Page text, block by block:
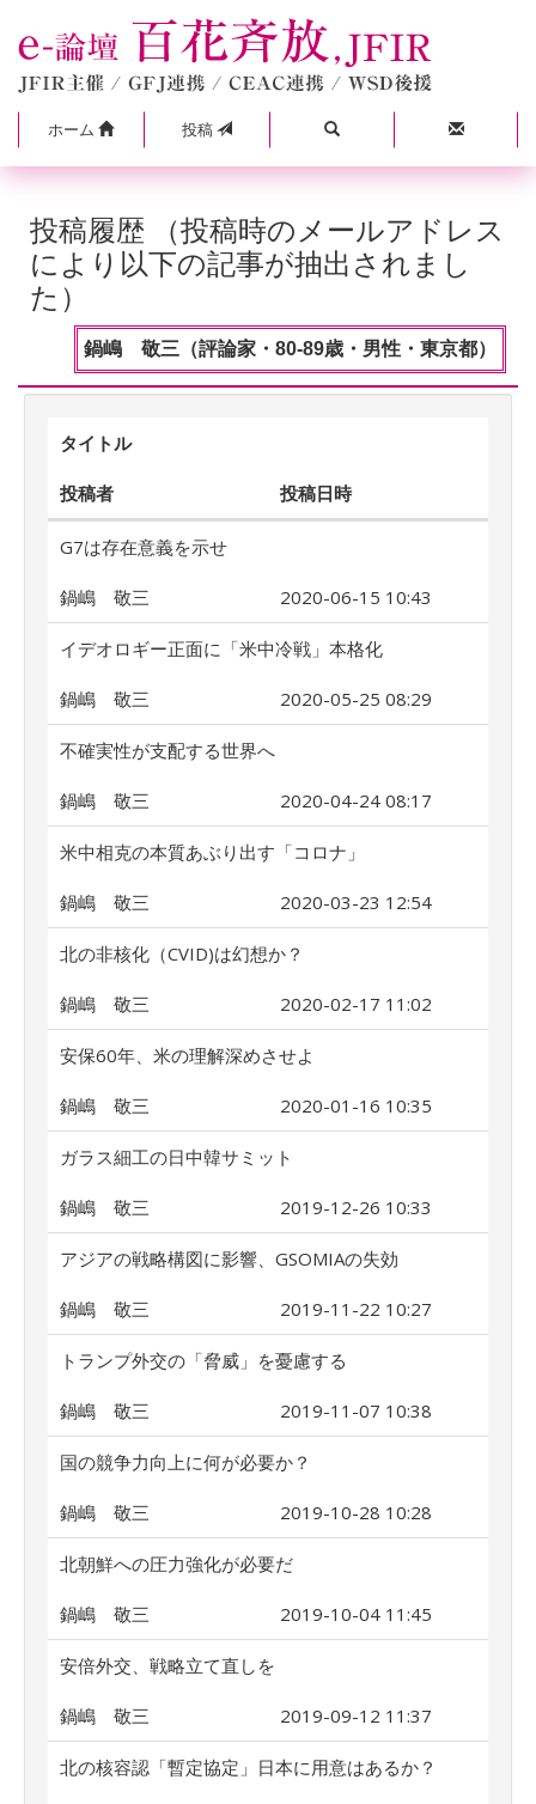
ホーム 投稿
投稿履歴 （投稿時のメールアドレス
により以下の記事が抽出されまし
た）
鍋嶋 敬三（評論家・80-89歳・男性・東京都）
タイトル
投稿者 投稿日時
G7は存在意義を示せ
鍋嶋 敬三 2020-06-15 10:43
イデオロギー正面に「米中冷戦」本格化
鍋嶋 敬三 2020-05-25 08:29
不確実性が支配する世界へ
鍋嶋 敬三 2020-04-24 08:17
米中相克の本質あぶり出す「コロナ」
鍋嶋 敬三 2020-03-23 12:54
北の非核化（CVID)は幻想か？
鍋嶋 敬三 2020-02-17 11:02
安保60年、米の理解深めさせよ
鍋嶋 敬三 2020-01-16 10:35
ガラス細工の日中韓サミット
鍋嶋 敬三 2019-12-26 10:33
アジアの戦略構図に影響、GSOMIAの失効
鍋嶋 敬三 2019-11-22 10:27
トランプ外交の「脅威」を憂慮する
鍋嶋 敬三 2019-11-07 10:38
国の競争力向上に何が必要か？
鍋嶋 敬三 2019-10-28 10:28
北朝鮮への圧力強化が必要だ
鍋嶋 敬三 2019-10-04 11:45
安倍外交、戦略立て直しを
鍋嶋 敬三 2019-09-12 11:37
北の核容認「暫定協定」日本に用意はあるか？